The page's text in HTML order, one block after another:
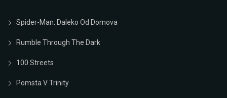
Spider-Man: Daleko Od Domova
Rumble Through The Dark
100 Streets
Pomsta V Trinity